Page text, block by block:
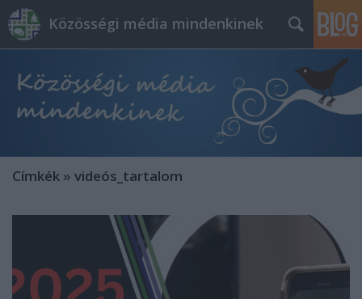
Közösségi média mindenkinek
Címkék » videós_tartalom